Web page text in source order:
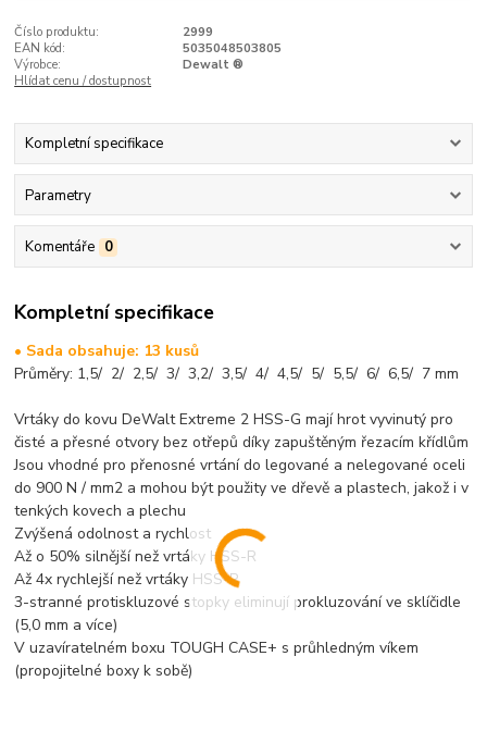
Číslo produktu:
2999
EAN kód:
5035048503805
Výrobce:
Dewalt ®
Hlídat cenu / dostupnost
Kompletní specifikace
Parametry
Komentáře 0
Kompletní specifikace
• Sada obsahuje: 13 kusů
Průměry: 1,5/ 2/ 2,5/ 3/ 3,2/ 3,5/ 4/ 4,5/ 5/ 5,5/ 6/ 6,5/ 7 mm
Vrtáky do kovu DeWalt Extreme 2 HSS-G mají hrot vyvinutý pro
čisté a přesné otvory bez otřepů díky zapuštěným řezacím křídlům
Jsou vhodné pro přenosné vrtání do legované a nelegované oceli
do 900 N / mm2 a mohou být použity ve dřevě a plastech, jakož i v
tenkých kovech a plechu
Zvýšená odolnost a rychlost
Až o 50% silnější než vrtáky HSS-R
Až 4x rychlejší než vrtáky HSS-R
3-stranné protiskluzové stopky eliminují prokluzování ve sklíčidle
(5,0 mm a více)
V uzavíratelném boxu TOUGH CASE+ s průhledným víkem
(propojitelné boxy k sobě)